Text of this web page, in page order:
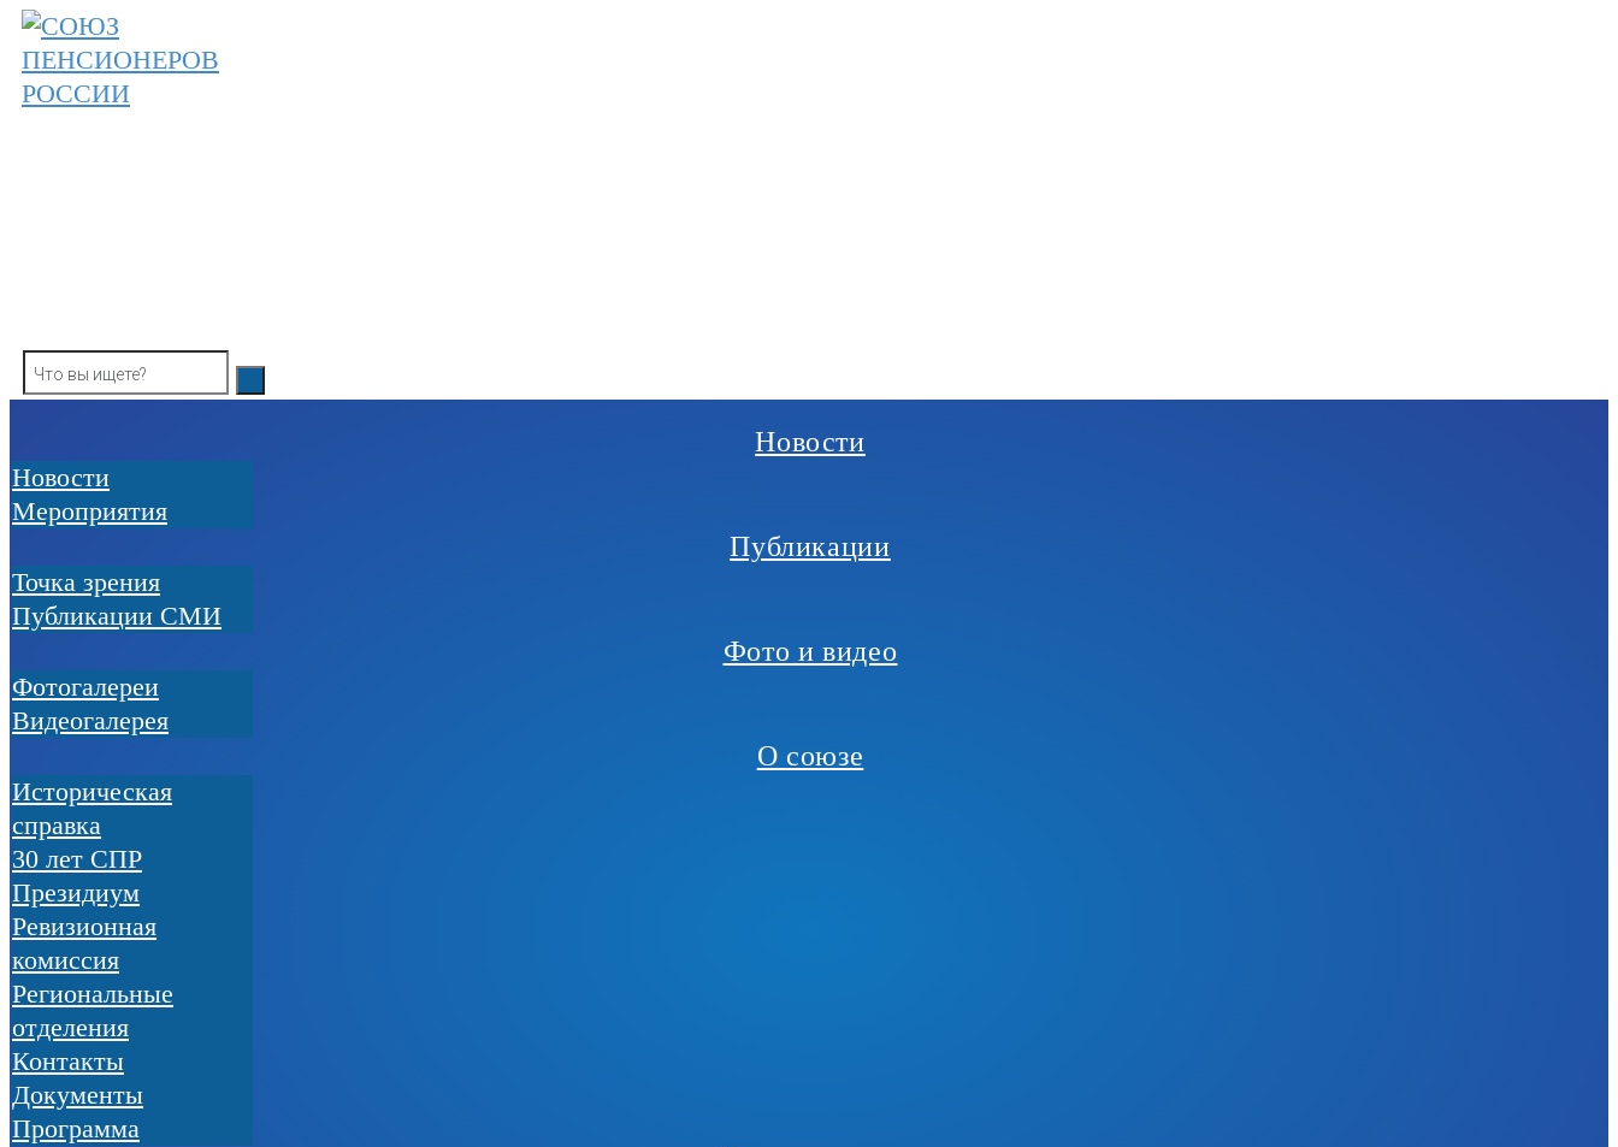
Skip
to
content
Новости
Новости
Мероприятия
Публикации
Точка зрения
Публикации СМИ
Фото и видео
Фотогалереи
Видеогалерея
О союзе
Историческая
справка
30 лет СПР
Президиум
Ревизионная
комиссия
Региональные
отделения
Контакты
Документы
Программа